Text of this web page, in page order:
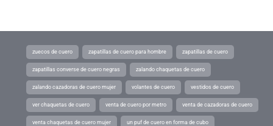
zuecos de cuero zapatillas de cuero para hombre zapatillas de cuero
zapatillas converse de cuero negras zalando chaquetas de cuero
zalando cazadoras de cuero mujer volantes de cuero vestidos de cuero
ver chaquetas de cuero venta de cuero por metro venta de cazadoras de cuero
venta chaquetas de cuero mujer un puf de cuero en forma de cubo